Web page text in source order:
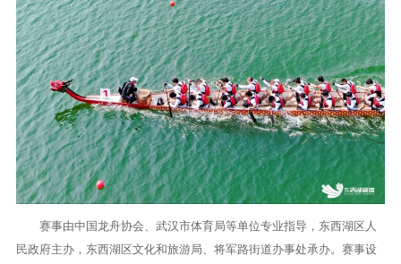
赛事由中国龙舟协会、武汉市体育局等单位专业指导，东西湖区人
民政府主办，东西湖区文化和旅游局、将军路街道办事处承办。赛事设